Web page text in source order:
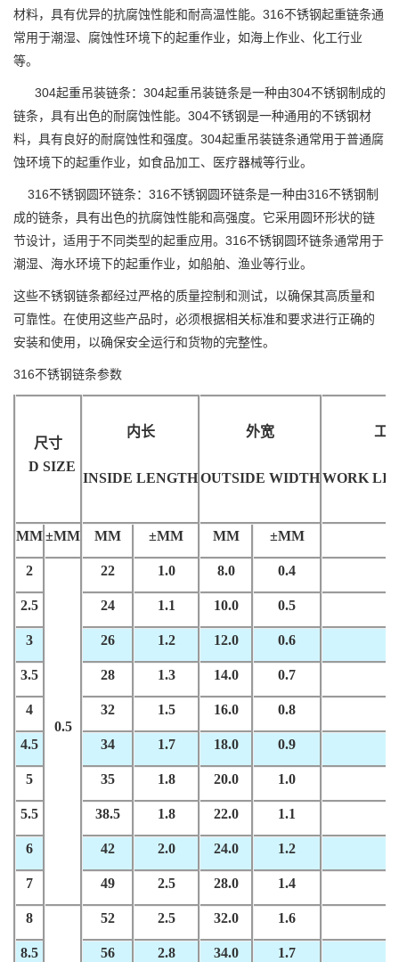
材料，具有优异的抗腐蚀性能和耐高温性能。316不锈钢起重链条通
常用于潮湿、腐蚀性环境下的起重作业，如海上作业、化工行业
等。
304起重吊装链条：304起重吊装链条是一种由304不锈钢制成的
链条，具有出色的耐腐蚀性能。304不锈钢是一种通用的不锈钢材
料，具有良好的耐腐蚀性和强度。304起重吊装链条通常用于普通腐
蚀环境下的起重作业，如食品加工、医疗器械等行业。
316不锈钢圆环链条：316不锈钢圆环链条是一种由316不锈钢制
成的链条，具有出色的抗腐蚀性能和高强度。它采用圆环形状的链
节设计，适用于不同类型的起重应用。316不锈钢圆环链条通常用于
潮湿、海水环境下的起重作业，如船舶、渔业等行业。
这些不锈钢链条都经过严格的质量控制和测试，以确保其高质量和
可靠性。在使用这些产品时，必须根据相关标准和要求进行正确的
安装和使用，以确保安全运行和货物的完整性。
316不锈钢链条参数
尺寸
D SIZE
内长
INSIDE LENGTH
外宽
OUTSIDE WIDTH
工
WORK
MM±MM MM ±MM MM ±MM
2
0.5
22 1.0 8.0 0.4
2.5 24 1.1 10.0 0.5
3 26 1.2 12.0 0.6
3.5 28 1.3 14.0 0.7
4 32 1.5 16.0 0.8
4.5 34 1.7 18.0 0.9
5 35 1.8 20.0 1.0
5.5 38.5 1.8 22.0 1.1
6 42 2.0 24.0 1.2
7 49 2.5 28.0 1.4
8 52 2.5 32.0 1.6
8.5 56 2.8 34.0 1.7